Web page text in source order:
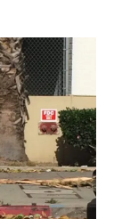
Bottle»:
Fiesta
En
La
Frontera